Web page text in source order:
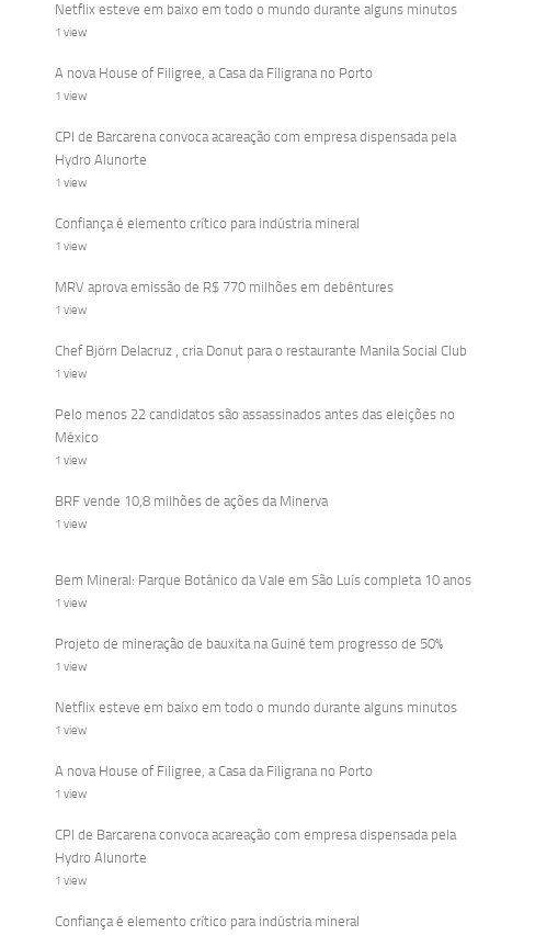
Netflix esteve em baixo em todo o mundo durante alguns minutos
1 view
A nova House of Filigree, a Casa da Filigrana no Porto
1 view
CPI de Barcarena convoca acareação com empresa dispensada pela
Hydro Alunorte
1 view
Confiança é elemento crítico para indústria mineral
1 view
MRV aprova emissão de R$ 770 milhões em debêntures
1 view
Chef Björn Delacruz , cria Donut para o restaurante Manila Social Club
1 view
Pelo menos 22 candidatos são assassinados antes das eleições no
México
1 view
BRF vende 10,8 milhões de ações da Minerva
1 view
Bem Mineral: Parque Botânico da Vale em São Luís completa 10 anos
1 view
Projeto de mineração de bauxita na Guiné tem progresso de 50%
1 view
Netflix esteve em baixo em todo o mundo durante alguns minutos
1 view
A nova House of Filigree, a Casa da Filigrana no Porto
1 view
CPI de Barcarena convoca acareação com empresa dispensada pela
Hydro Alunorte
1 view
Confiança é elemento crítico para indústria mineral